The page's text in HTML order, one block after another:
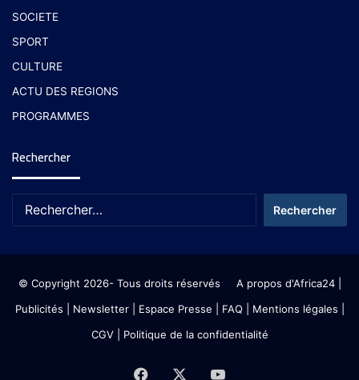
SOCIETE
SPORT
CULTURE
ACTU DES REGIONS
PROGRAMMES
Rechercher
© Copyright 2026- Tous droits réservés A propos d'Africa24|
Publicités
Newsletter| Espace Presse | FAQ | Mentions légales
CGV| Politique de la confidentialité